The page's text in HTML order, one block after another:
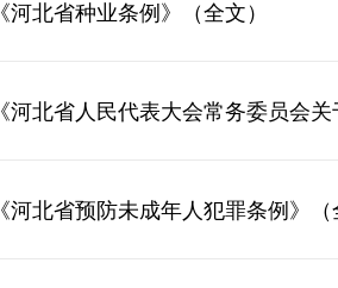
《河北省种业条例》（全文）
《河北省人民代表大会常务委员会
《河北省预防未成年人犯罪条例》（